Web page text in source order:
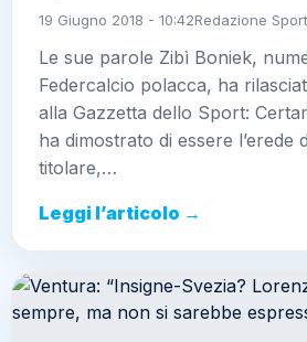
19 Giugno 2018 - 10:42Redazione
Le sue parole Zibì Boniek,
Federcalcio polacca, ha
alla Gazzetta dello Sport:
ha dimostrato di essere l’erede
titolare,…
Leggi l’articolo →